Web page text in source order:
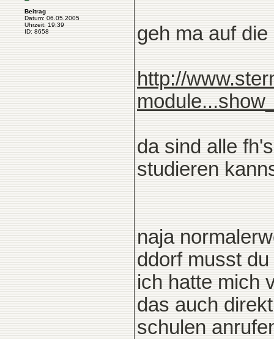
Beitrag
Datum: 06.05.2005
Uhrzeit: 19:39
ID: 8658
geh ma auf die
http://
da sind alle
studieren
naja
ddorf musst
ich hatte mich
das auch
schulen